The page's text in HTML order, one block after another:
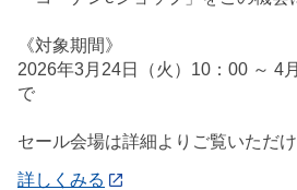
《対象期間》
2026年3月24日（火）10：00 ～ 4
で
セール会場は詳細よりご覧いただけ
詳しくみる